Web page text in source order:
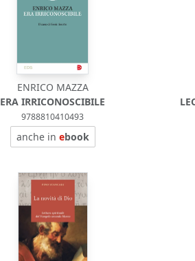
ENRICO MAZZA
ERA IRRICONOSCIBILE
9788810410493
anche in ebook